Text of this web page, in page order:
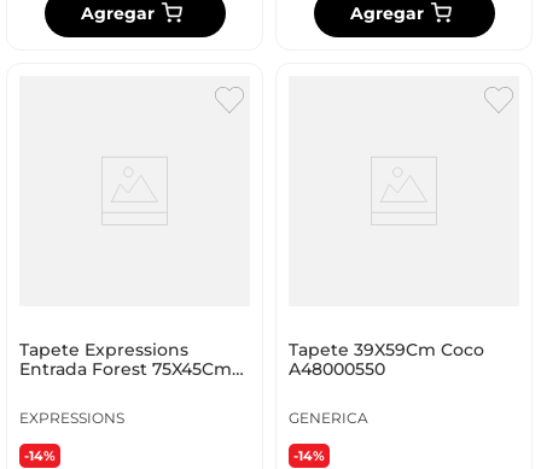
Agregar Agregar
Tapete Expressions
Entrada Forest 75X45Cm
EXPRESSIONS
-14%
Tapete 39X59Cm Coco
A48000550
GENERICA
-14%